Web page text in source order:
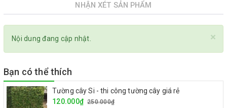
NHẬN XÉT SẢN PHẨM
×
Nội dung đang cập nhật.
Bạn có thể thích
Tường cây Si - thi công tường cây giá rẻ
120.000₫ 250.000₫